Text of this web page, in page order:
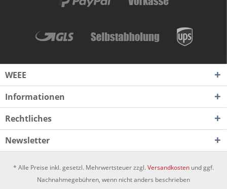
WEEE
Informationen
Rechtliches
Newsletter
* Alle Preise inkl. gesetzl. Mehrwertsteuer zzgl.Versandkosten und ggf.
Nachnahmegebühren, wenn nicht anders beschrieben